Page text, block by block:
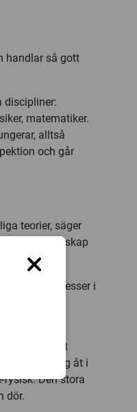
handlar så gott
discipliner:
matematiker.
alltså
och går
teorier, säger
för biovetenskap
olika processer i
så kallade
går ut på att
skiljer sig åt i
fysisk. Den stora
dör.